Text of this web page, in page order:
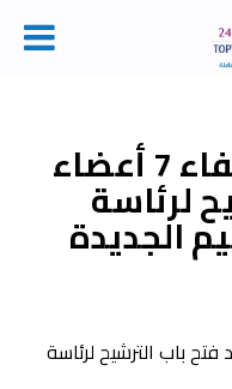
“البيئر الجديد”، اختفاء 7 أعضاء
لرئاسة
الجديدة